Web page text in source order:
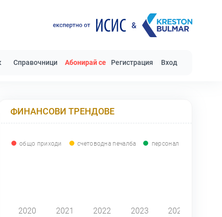
Справочници Абонирай се Регистрация Вход
ФИНАНСОВИ ТРЕНДОВЕ
общо приходи счетоводна печалба персонал
2020 2021 2022 2023 2024